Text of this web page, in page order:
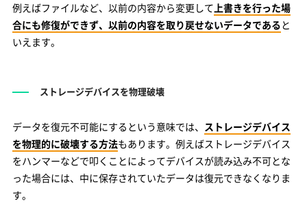
例えばファイルなど、以前の内容から変更して上書きを行った場
合にも修復ができず、以前の内容を取り戻せないデータであると
いえます。
ストレージデバイスを物理破壊
データを復元不可能にするという意味では、 ストレージデバイス
を物理的に破壊する方法もあります。例えばストレージデバイス
をハンマーなどで叩くことによってデバイスが読み込み不可とな
った場合には、中に保存されていたデータは復元できなくなりま
す。